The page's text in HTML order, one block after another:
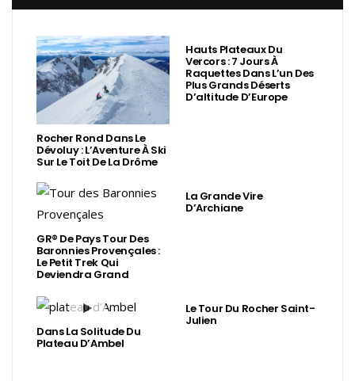
Rocher Rond Dans Le
Dévoluy : L’Aventure À Ski
Sur Le Toit De La Drôme
Hauts Plateaux Du
Vercors : 7 Jours À
Raquettes Dans L’un Des
Plus Grands Déserts
D’altitude D’Europe
GR® De Pays Tour Des
Baronnies Provençales :
Le Petit Trek Qui
Deviendra Grand
La Grande Vire
D’Archiane
Dans La Solitude Du
Plateau D’Ambel
Le Tour Du Rocher Saint-
Julien